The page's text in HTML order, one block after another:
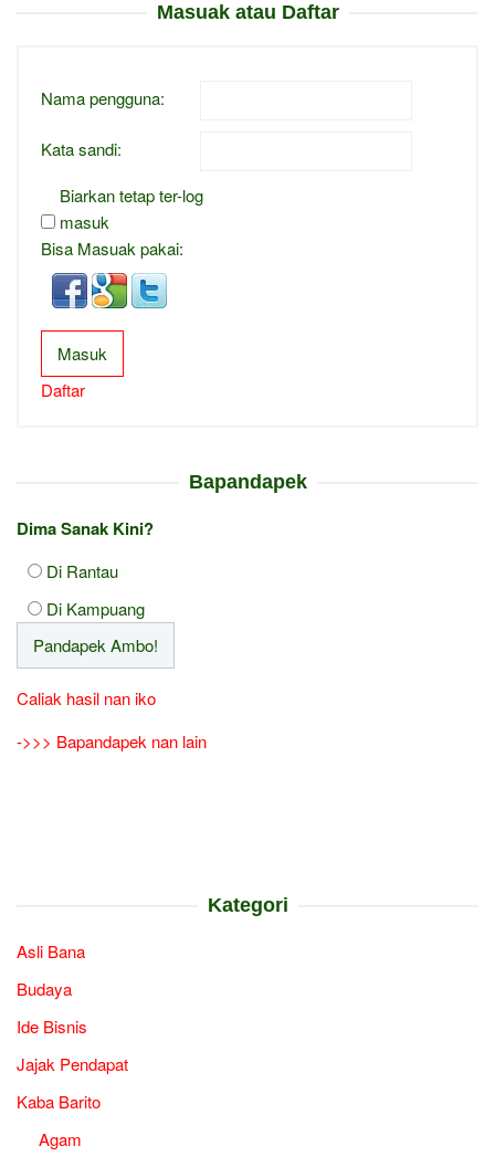
Masuak atau Daftar
Nama pengguna:
Kata sandi:
Biarkan tetap ter-log
masuk
Bisa Masuak pakai:
Masuk
Daftar
Bapandapek
Dima Sanak Kini?
Di Rantau
Di Kampuang
Caliak hasil nan iko
->>> Bapandapek nan lain
Kategori
Asli Bana
Budaya
Ide Bisnis
Jajak Pendapat
Kaba Barito
Agam